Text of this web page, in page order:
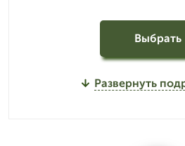
Выбрать
Развернуть